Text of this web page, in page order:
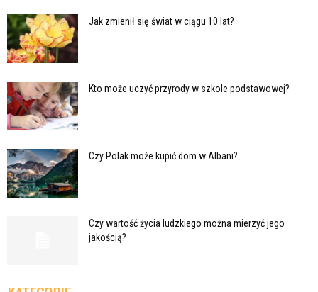
Jak zmienił się świat w ciągu 10 lat?
Kto może uczyć przyrody w szkole podstawowej?
Czy Polak może kupić dom w Albani?
Czy wartość życia ludzkiego można mierzyć jego
jakością?